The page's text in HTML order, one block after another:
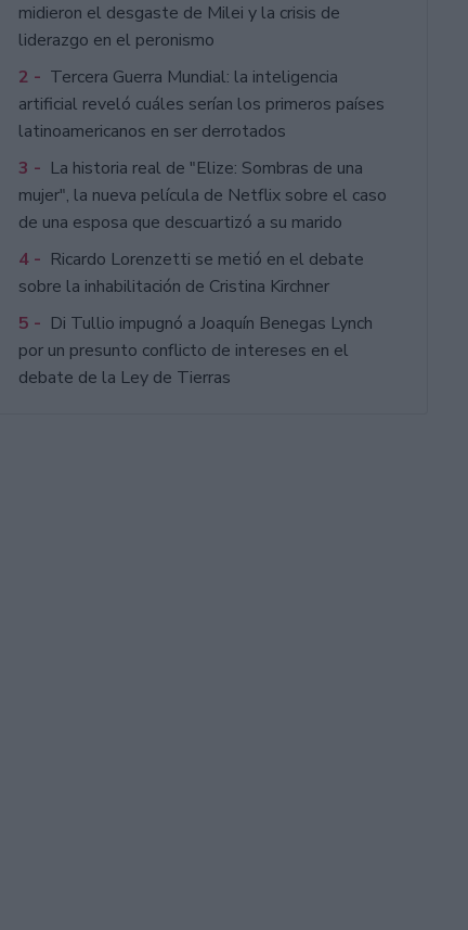
midieron el desgaste de Milei y la crisis de
liderazgo en el peronismo
2 - Tercera Guerra Mundial: la inteligencia
artificial reveló cuáles serían los primeros países
latinoamericanos en ser derrotados
3 - La historia real de "Elize: Sombras de una
mujer", la nueva película de Netflix sobre el caso
de una esposa que descuartizó a su marido
4 - Ricardo Lorenzetti se metió en el debate
sobre la inhabilitación de Cristina Kirchner
5 - Di Tullio impugnó a Joaquín Benegas Lynch
por un presunto conflicto de intereses en el
debate de la Ley de Tierras